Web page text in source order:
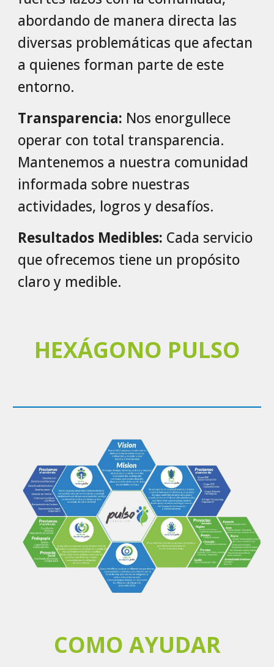
abordando de manera directa las
diversas problemáticas que afectan
a quienes forman parte de este
entorno.
Transparencia: Nos enorgullece
operar con total transparencia.
Mantenemos a nuestra comunidad
informada sobre nuestras
actividades, logros y desafíos.
Resultados Medibles: Cada servicio
que ofrecemos tiene un propósito
claro y medible.
HEXÁGONO PULSO
COMO AYUDAR